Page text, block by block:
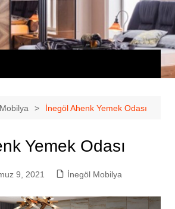
İnegöl Ahenk Yemek Odası
Yemek Odası
9, 2021 İnegöl Mobilya